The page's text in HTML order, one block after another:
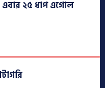
এবার ২৫ ধাপ এগোল